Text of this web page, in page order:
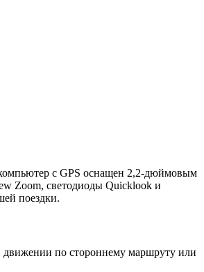
с GPS оснащен 2,2-дюймовым
Zoom, светодиоды Quicklook и
поездки.
движении по стороннему маршруту или